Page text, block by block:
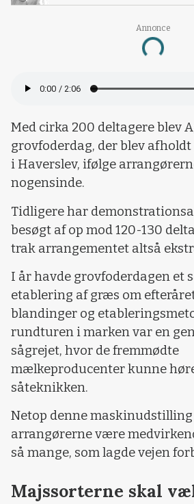
Annonce
Loading...
Med cirka 200 deltagere blev
grovfoderdag, der blev
i Haverslev, ifølge
nogensinde.
Tidligere har
besøgt af op mod 120-130
trak arrangementet altså
I år havde grovfoderdagen et
etablering af græs om
blandinger og
rundturen i marken var en
sågrejet, hvor de fremmødte
mælkeproducenter kunne
såteknikken.
Netop denne
arrangørerne være
så mange, som lagde vejen
Majssorterne skal